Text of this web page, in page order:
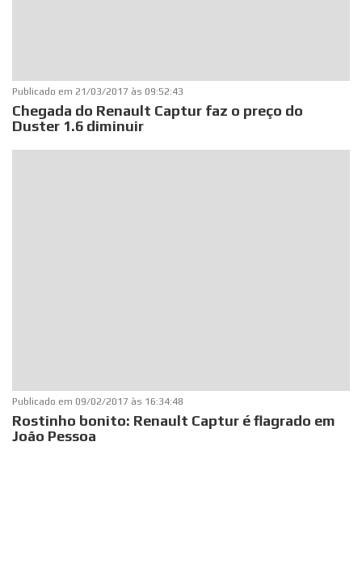
Publicado em 21/03/2017 às 09:52:43
Chegada do Renault Captur faz o preço do
Duster 1.6 diminuir
Publicado em 09/02/2017 às 16:34:48
Rostinho bonito: Renault Captur é flagrado em
João Pessoa